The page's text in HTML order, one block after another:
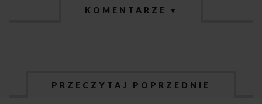
KOMENTARZE ▾
PRZECZYTAJ POPRZEDNIE